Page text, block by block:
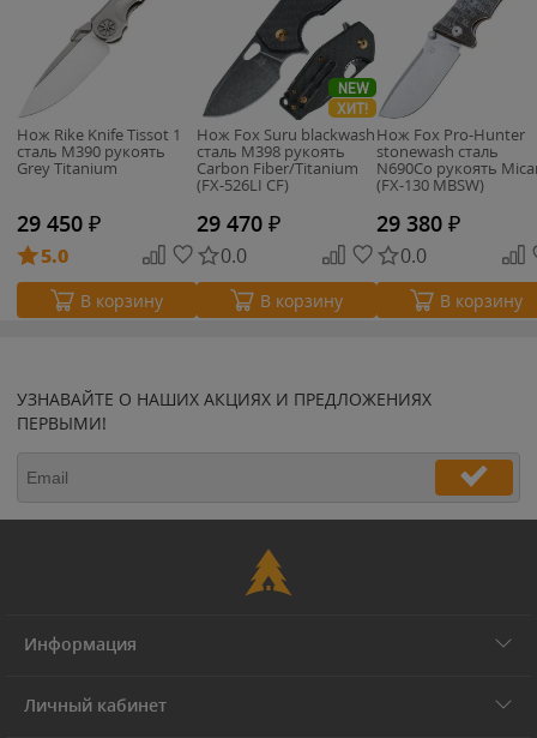
Нож Rike Knife Tissot 1
сталь M390 рукоять
Grey Titanium
29 450 ₽
5.0
В корзину
ХИТ!
NEW
Нож Fox Suru blackwash
сталь M398 рукоять
Carbon Fiber/Titanium
(FX-526LI CF)
29 470 ₽
0.0
В корзину
Нож Fox Pro-Hunter
stonewash сталь
N690Co рукоять
(FX-130 MBSW)
29 380 ₽
0.0
В корзину
УЗНАВАЙТЕ О НАШИХ АКЦИЯХ И ПРЕДЛОЖЕНИЯХ
ПЕРВЫМИ!
Информация
Личный кабинет